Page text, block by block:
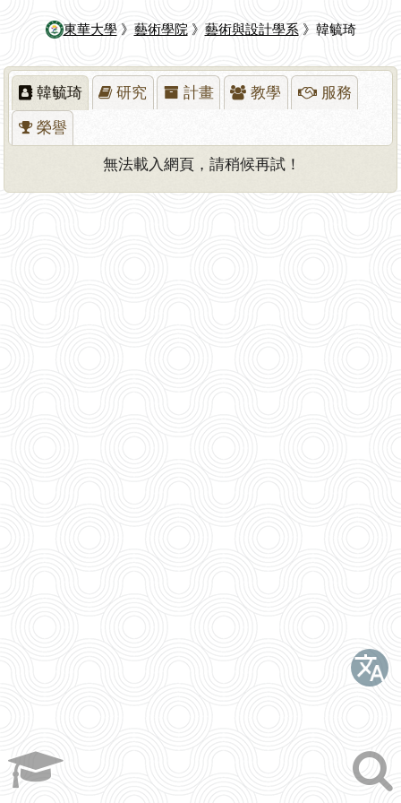
東華大學》 藝術學院》 藝術與設計學系 》韓毓琦
韓毓琦 研究 計畫 教學 服務
榮譽
無法載入網頁，請稍候再試！